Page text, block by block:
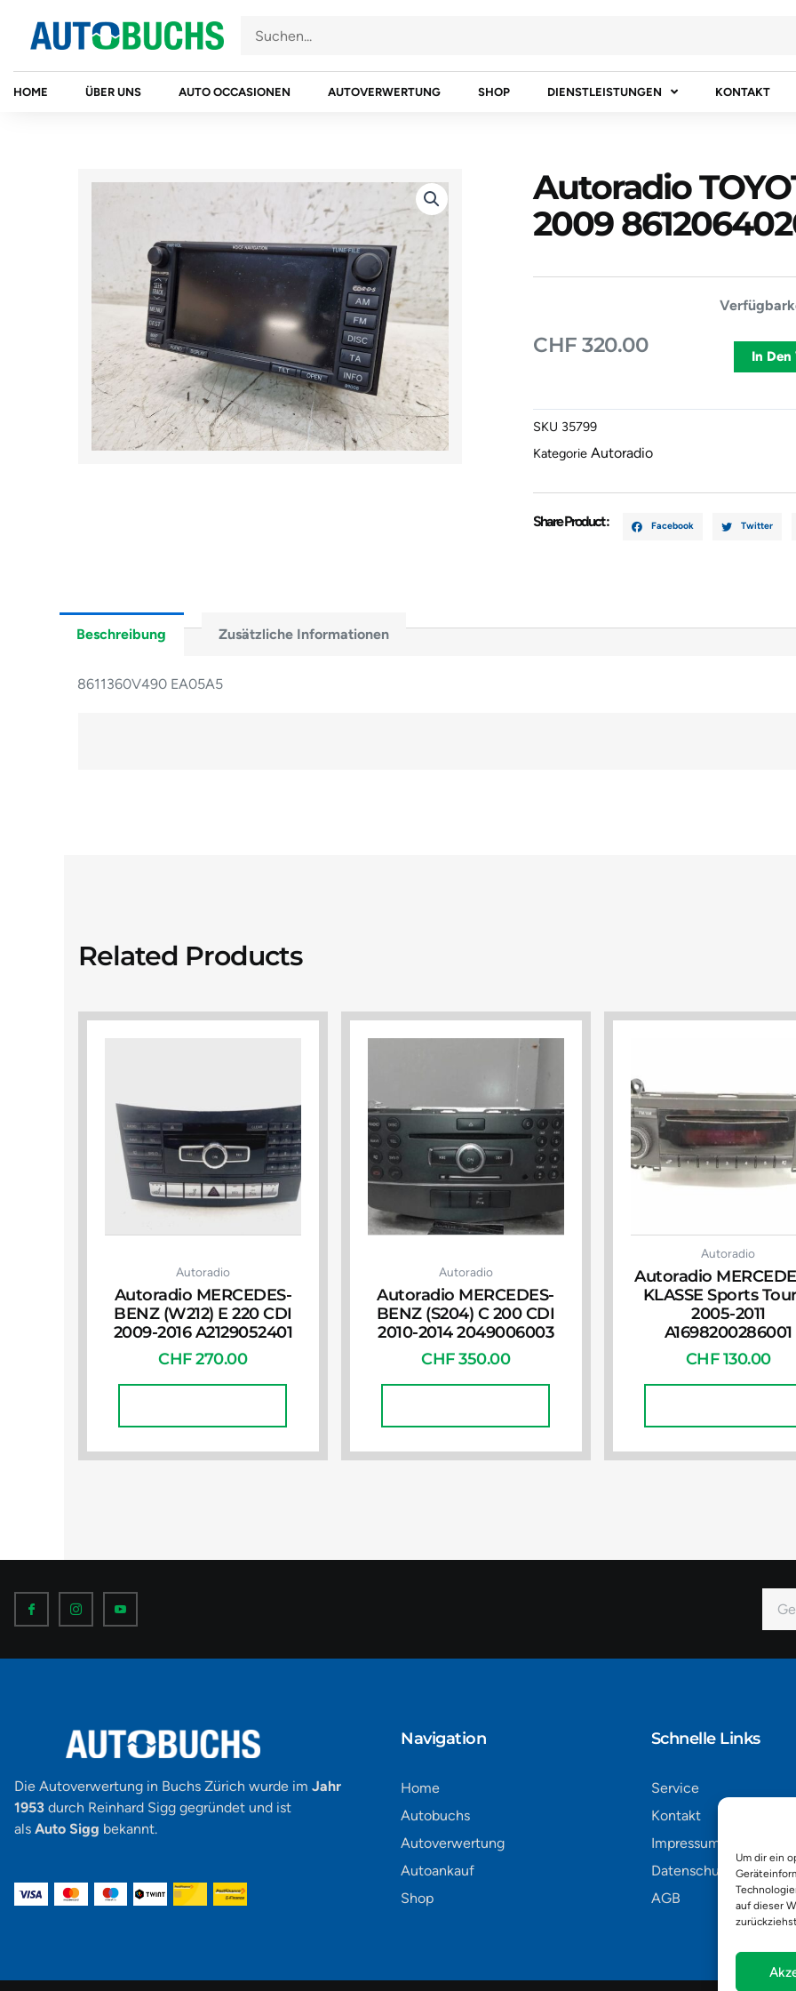
Um dir ein
auf dieser
Inhalt
springen
HOME ÜBER UNS AUTO OCCASIONEN AUTOVERWERTUNG SHOP DIENSTLEISTUNGEN KONTAKT
Autoradio
2009
CHF 320.00
Autoradio
COROLLA
2005-
In
SKU 35799
Kategorie Autoradio
Share Product : Facebook Twitter
Beschreibung Zusätzliche Informationen
8611360V490 EA05A5
Related Products
Autoradio
Autoradio MERCEDES-
BENZ (W212) E 220 CDI
2009-2016 A2129052401
CHF270.00
Autoradio
Autoradio MERCEDES-
BENZ (S204) C 200 CDI
2010-2014 2049006003
CHF350.00
Autoradio
Autoradio
KLASSE Sports
2005-2011
A1698200286001
CHF130.00
I
c
I
c
a
m
I
c
-
Mail
Die Autoverwertung in Buchs Zürich wurde im Jahr
1953 durch Reinhard Sigg gegründet und ist
als Auto Sigg bekannt.
Navigation​
Home
Autobuchs
Autoverwertung
Autoankauf
Shop
Schnelle Links
Service
Kontakt
Impressum
Datenschutz
AGB